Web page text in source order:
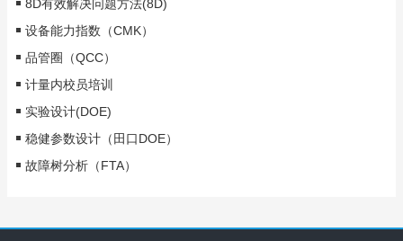
8D有效解决问题方法(8D)
设备能力指数（CMK）
品管圈（QCC）
计量内校员培训
实验设计(DOE)
稳健参数设计（田口DOE）
故障树分析（FTA）